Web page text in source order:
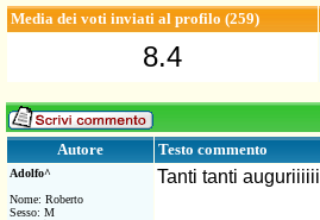
Media dei voti inviati al profilo (259)
8.4
Autore Testo commento
Adolfo^
Nome: Roberto
Sesso: M
Tanti tanti auguriiiiii